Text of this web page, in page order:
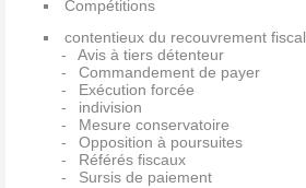
Compétitions
contentieux du recouvrement fiscal
Avis à tiers détenteur
Commandement de payer
Exécution forcée
indivision
Mesure conservatoire
Opposition à poursuites
Référés fiscaux
Sursis de paiement